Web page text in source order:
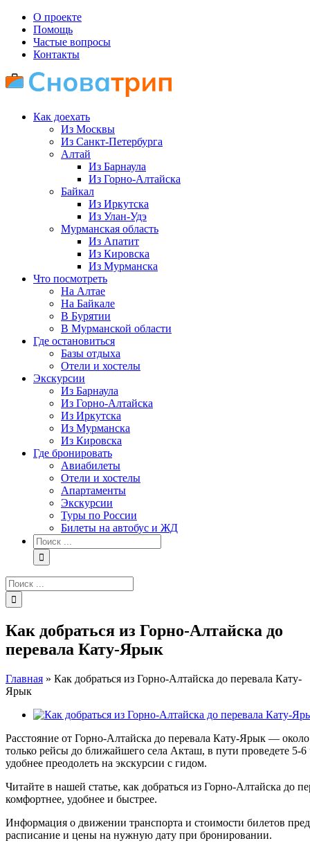
Skip
content
О проекте
Помощь
Частые вопросы
Контакты
Как доехать
Из Москвы
Из Санкт-Петербурга
Алтай
Из Барнаула
Из Горно-Алтайска
Байкал
Из Иркутска
Из Улан-Удэ
Мурманская область
Из Апатит
Из Кировска
Из Мурманска
Что посмотреть
На Алтае
На Байкале
В Бурятии
В Мурманской области
Где остановиться
Базы отдыха
Отели и хостелы
Экскурсии
Из Барнаула
Из Горно-Алтайска
Из Иркутска
Из Мурманска
Из Кировска
Где бронировать
Авиабилеты
Отели и хостелы
Апартаменты
Экскурсии
Туры по России
Билеты на автобус и ЖД
Результат
поиска:
Результат
поиска:
Как добраться из Горно-Алтайска до
перевала Кату-Ярык
Главная » Как добраться из Горно-Алтайска до перевала Кату-
Ярык
View
Image
Расстояние от Горно-Алтайска до перевала Кату-Ярык —
только рейсы до ближайшего села Акташ, в пути проведете
удобнее преодолеть на экскурсии с гидом.
Читайте в нашей статье, как добраться из Горно-Алтайска до
комфортнее, удобнее и быстрее.
Информация о движении транспорта и стоимости билетов
расписание и цены на нужную дату при бронировании.